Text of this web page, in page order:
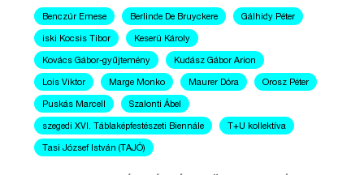
Benczúr Emese Berlinde De Bruyckere Gálhidy Péter
iski Kocsis Tibor Keserü Károly
Kovács Gábor-gyűjtemény Kudász Gábor Arion
Lois Viktor Marge Monko Maurer Dóra Orosz Péter
Puskás Marcell Szalonti Ábel
szegedi XVI. Táblaképfestészeti Biennále T+U kollektíva
Tasi József István (TAJÓ)